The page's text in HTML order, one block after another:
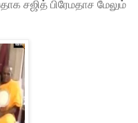
சஜித் பிரேமதாச மேலும்